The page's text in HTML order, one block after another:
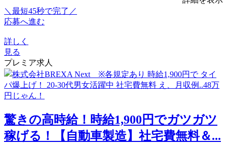
＼最短45秒で完了／
応募へ進む
詳しく
見る
プレミア求人
驚きの高時給！時給1,900円でガツガツ
稼げる！【自動車製造】社宅費無料＆...